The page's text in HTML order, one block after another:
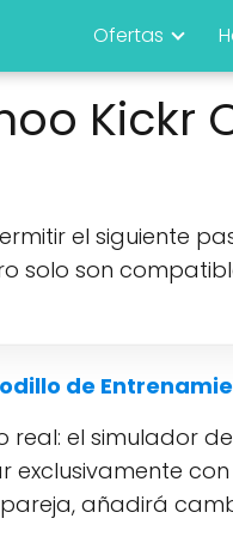
Ofertas
Kickr
el siguiente
solo son
de
el simulador de
añadirá